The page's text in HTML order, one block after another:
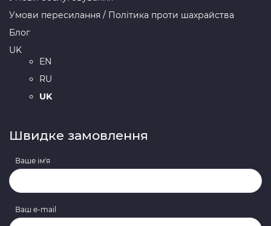
Умови пересилання / Політика проти шахрайства
Блог
UK
EN
RU
UK
Швидке замовлення
Ваше ім'я
Ваш e-mail